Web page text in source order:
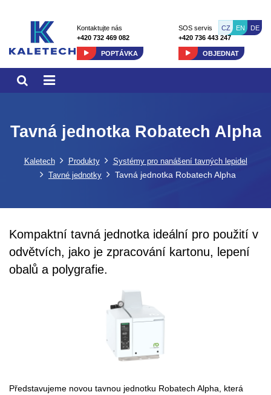
CZ EN DE
Kontaktujte nás
+420 732 469 082
POPTÁVKA
SOS servis
+420 736 443 247
OBJEDNAT
Tavná jednotka Robatech Alpha
Kaletech Produkty
Systémy pro nanášení tavných lepidel
Tavné jednotky
Tavná jednotka Robatech Alpha
Kompaktní tavná jednotka ideální pro použití v
odvětvích, jako je zpracování kartonu, lepení
obalů a polygrafie.
Představujeme novou tavnou jednotku Robatech Alpha, která